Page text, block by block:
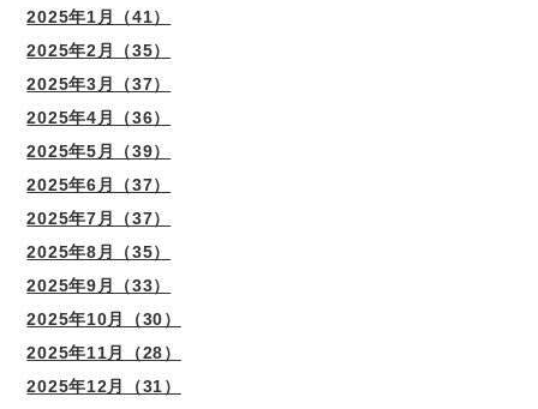
2025年1月（41）
2025年2月（35）
2025年3月（37）
2025年4月（36）
2025年5月（39）
2025年6月（37）
2025年7月（37）
2025年8月（35）
2025年9月（33）
2025年10月（30）
2025年11月（28）
2025年12月（31）